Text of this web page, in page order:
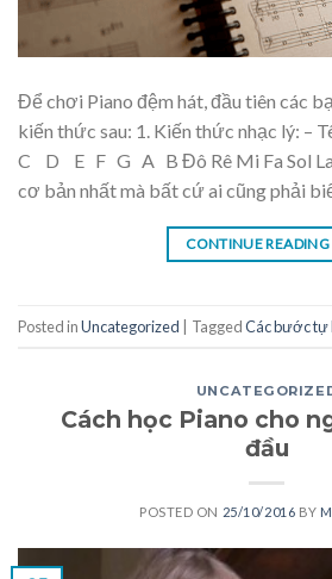
Để chơi Piano đệm hát, đầu tiên các
kiến thức sau: 1. Kiến thức nhạc lý: –
C D E F G A B Đô Rê Mi Fa Sol La
cơ bản nhất mà bất cứ ai cũng phải
CONTINUE READING
Posted inUncategorized | TaggedCác bước tự
Cách học Piano cho
đầu
POSTED ON 25/10/2016 BY